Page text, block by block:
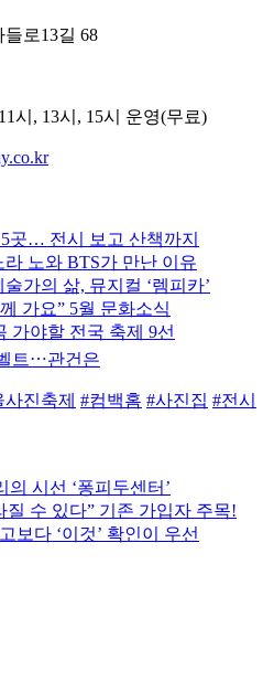
로13길 68
시, 13시, 15시 운영(무료)
곳… 전시 보고 산책까지
노와 BTS가 만난 이유
가의 삶, 뮤지컬 ‘렘피카’
가요” 5월 문화소식
가야할 전국 축제 9선
트⋯관건은
사진축제 #컴백홈 #사진집 #전시
시선 ‘퐁피두센터’
질 수 있다” 기존 가입자 주목!
보다 ‘이것’ 확인이 우선